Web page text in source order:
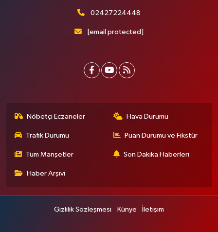
02427224448
[email protected]
Nöbetçi Eczaneler Hava Durumu
Trafik Durumu Puan Durumu ve Fikstür
Tüm Manşetler Son Dakika Haberleri
Haber Arşivi
Gizlilik Sözleşmesi Künye İletişim